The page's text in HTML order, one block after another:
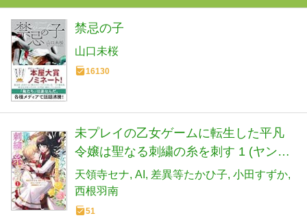
禁忌の子
山口未桜
16130
未プレイの乙女ゲームに転生した平凡
令嬢は聖なる刺繍の糸を刺す 1 (ヤング
ジャンプコミックス)
天領寺セナ AI 差異等たかひ子 小田すずか
西根羽南
51